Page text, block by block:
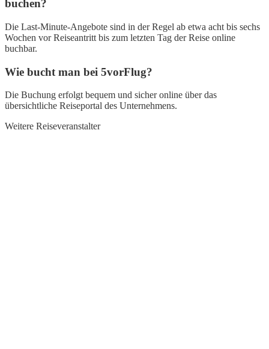
buchen?
Die Last-Minute-Angebote sind in der Regel ab etwa acht bis sechs
Wochen vor Reiseantritt bis zum letzten Tag der Reise online
buchbar.
Wie bucht man bei 5vorFlug?
Die Buchung erfolgt bequem und sicher online über das
übersichtliche Reiseportal des Unternehmens.
Weitere Reiseveranstalter